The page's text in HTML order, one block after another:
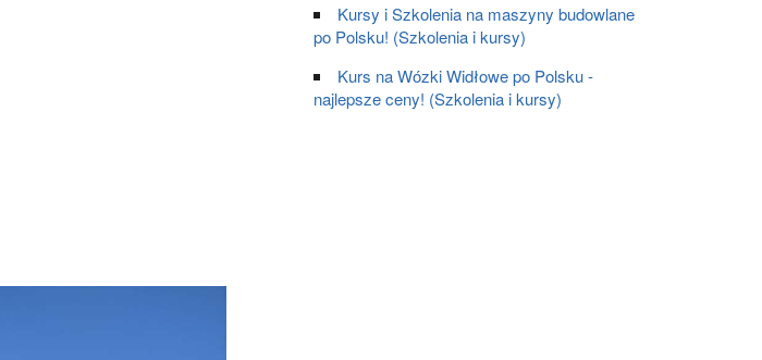
Kursy i Szkolenia na maszyny budowlane
po Polsku! (Szkolenia i kursy)
Kurs na Wózki Widłowe po Polsku -
najlepsze ceny! (Szkolenia i kursy)